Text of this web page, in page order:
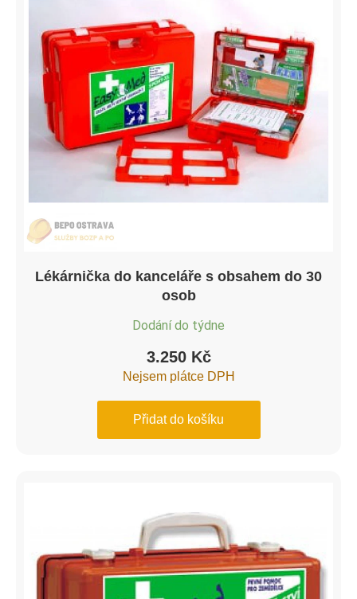
Lékárnička do kanceláře s obsahem do 30
osob
Dodání do týdne
3.250 Kč
Nejsem plátce DPH
Přidat do košíku